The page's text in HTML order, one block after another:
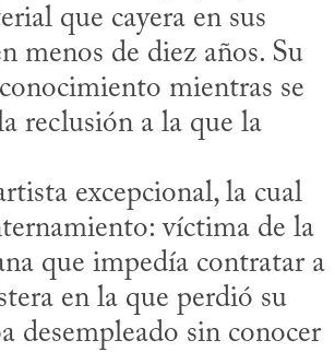
que cayera en sus
menos de diez años. Su
mientras se
reclusión a la que la
víctima de la
que impedía contratar a
en la que perdió su
desempleado sin conocer